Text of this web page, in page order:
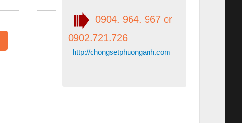
0904. 964. 967 or
0902.721.726
http://chongsetphuonganh.com